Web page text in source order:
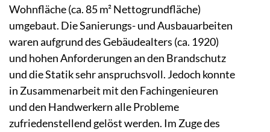
Wohnfläche (ca. 85 m² Nettogrundfläche)
umgebaut. Die Sanierungs- und Ausbauarbeiten
waren aufgrund des Gebäudealters (ca. 1920)
und hohen Anforderungen an den Brandschutz
und die Statik sehr anspruchsvoll. Jedoch konnte
in Zusammenarbeit mit den Fachingenieuren
und den Handwerkern alle Probleme
zufriedenstellend gelöst werden. Im Zuge des